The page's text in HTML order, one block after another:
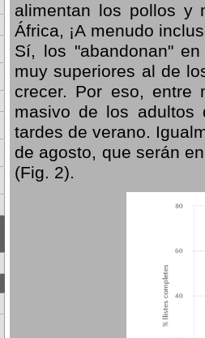
alimentan los pollos y
África, ¡A menudo
Sí, los "abandonan"
muy superiores al de
crecer. Por eso, entre
masivo de los adultos
tardes de verano.
de agosto, que serán
(Fig. 2).